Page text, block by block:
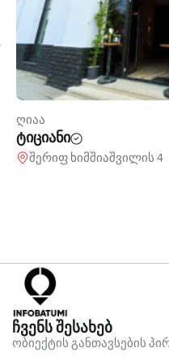
ღიაა
ტიციანი
შერიფ ხიმშიაშვილის 4
ჩვენს შესახებ
ობიექტის განთავსების